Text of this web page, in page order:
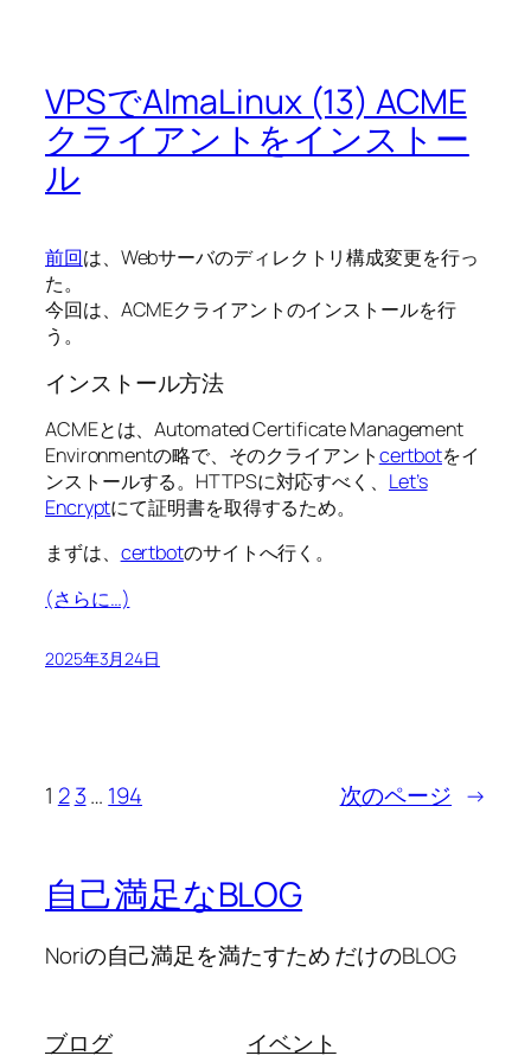
VPSでAlmaLinux (13) ACME
クライアントをインストー
ル
前回は、Webサーバのディレクトリ構成変更を行っ
た。
今回は、ACMEクライアントのインストールを行
う。
インストール方法
ACMEとは、Automated Certificate Management
Environmentの略で、そのクライアントcertbotをイ
ンストールする。HTTPSに対応すべく、 Let’s
Encryptにて証明書を取得するため。
まずは、 certbotのサイトへ行く。
(さらに…)
2025年3月24日
1 2 3… 194 次のページ →
自己満足なBLOG
Noriの自己満足を満たすため だけのBLOG
ブログ
イベント